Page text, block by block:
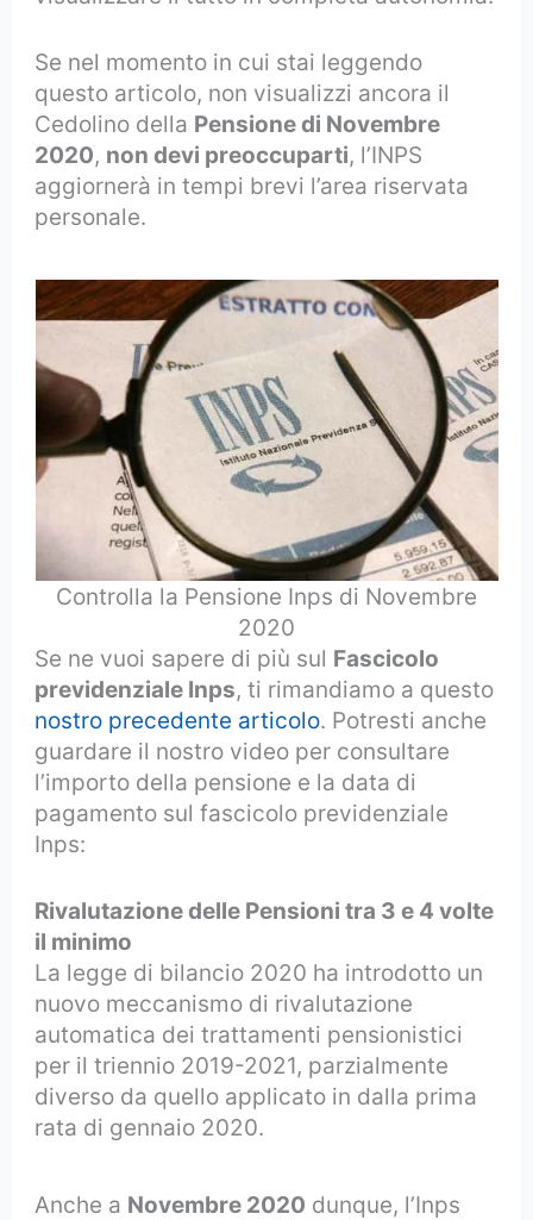
Se nel momento in cui stai leggendo
questo articolo, non visualizzi ancora il
Cedolino della Pensione di Novembre
2020, non devi preoccuparti, l’INPS
aggiornerà in tempi brevi l’area riservata
personale.
Controlla la Pensione Inps di Novembre
2020
Se ne vuoi sapere di più sul Fascicolo
previdenziale Inps, ti rimandiamo a questo
nostro precedente articolo. Potresti anche
guardare il nostro video per consultare
l’importo della pensione e la data di
pagamento sul fascicolo previdenziale
Inps:
Rivalutazione delle Pensioni tra 3 e 4 volte
il minimo
La legge di bilancio 2020 ha introdotto un
nuovo meccanismo di rivalutazione
automatica dei trattamenti pensionistici
per il triennio 2019-2021, parzialmente
diverso da quello applicato in dalla prima
rata di gennaio 2020.
Anche a Novembre 2020 dunque, l’Inps